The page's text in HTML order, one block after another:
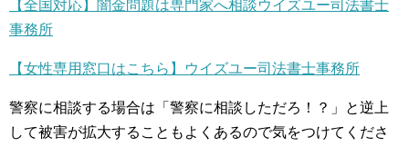
【全国対応】闇金問題は専門家へ相談ウイズユー司法書士
事務所
【女性専用窓口はこちら】ウイズユー司法書士事務所
警察に相談する場合は「警察に相談しただろ！？」と逆上
して被害が拡大することもよくあるので気をつけてくださ